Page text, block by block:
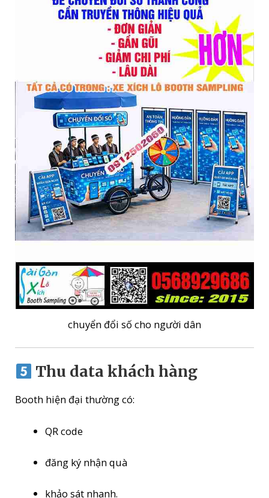
chuyển đổi số cho người dân
Thu data khách hàng
Booth hiện đại thường có:
QR code
đăng ký nhận quà
khảo sát nhanh.